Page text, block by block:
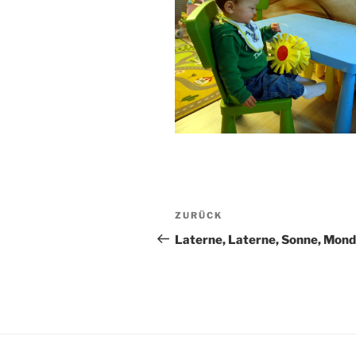
Beitragsnavigation
Vorheriger
Beitrag
ZURÜCK
Laterne, Laterne, Sonne,